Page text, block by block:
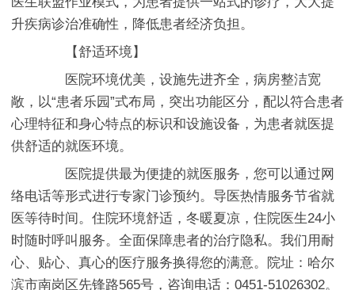
升疾病诊治准确性，降低患者经济负担。
【舒适环境】
医院环境优美，设施先进齐全，病房整洁宽
敞，以“患者乐园”式布局，突出功能区分，配以符合患者
心理特征和身心特点的标识和设施设备，为患者就医提
供舒适的就医环境。
医院提供最为便捷的就医服务，您可以通过网
络电话等形式进行专家门诊预约。导医热情服务节省就
医等待时间。住院环境舒适，冬暖夏凉，住院医生24小
时随时呼叫服务。全面保障患者的治疗隐私。我们用耐
心、贴心、真心的医疗服务换得您的满意。院址：哈尔
滨市南岗区先锋路565号，咨询电话：0451-51026302。